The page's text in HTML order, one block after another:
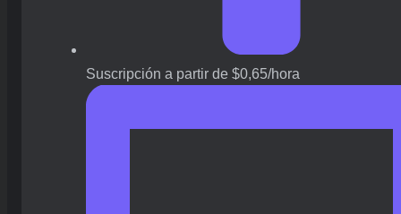
Suscripción a partir de $0,65/hora